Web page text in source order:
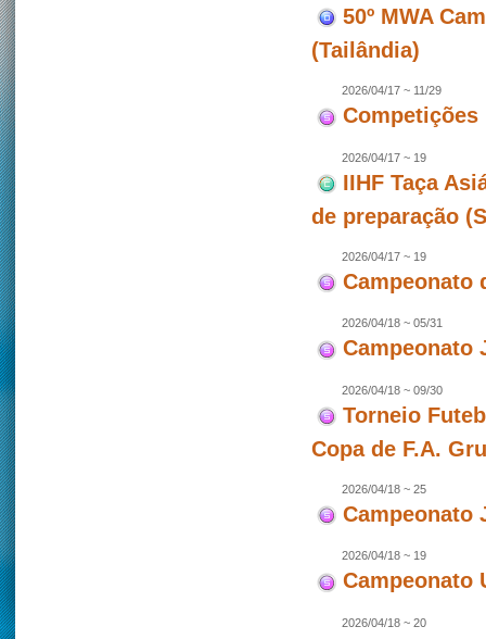
50º MWA
(Tailândia)
2026/04/17 ~ 11/29
Competições
2026/04/17 ~ 19
IIHF Taça
de preparação
2026/04/17 ~ 19
Campeonato
2026/04/18 ~ 05/31
Campeonato
2026/04/18 ~ 09/30
Torneio
Copa de F.A.
2026/04/18 ~ 25
Campeonato
2026/04/18 ~ 19
Campeonato
2026/04/18 ~ 20